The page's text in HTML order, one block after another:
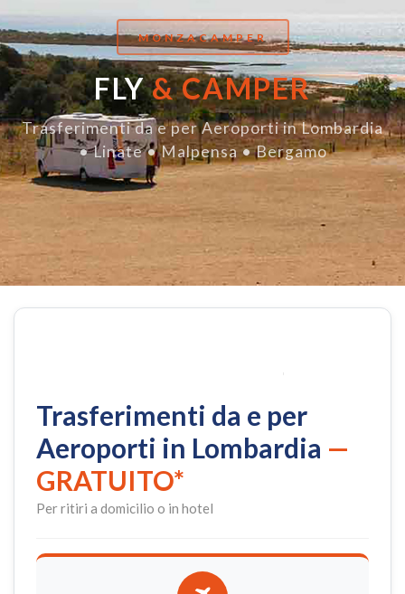
MONZACAMPER
FLY& CAMPER
Trasferimenti da e per Aeroporti in Lombardia
• Linate • Malpensa • Bergamo
Trasferimenti da e per
Aeroporti in Lombardia —
GRATUITO*
Per ritiri a domicilio o in hotel